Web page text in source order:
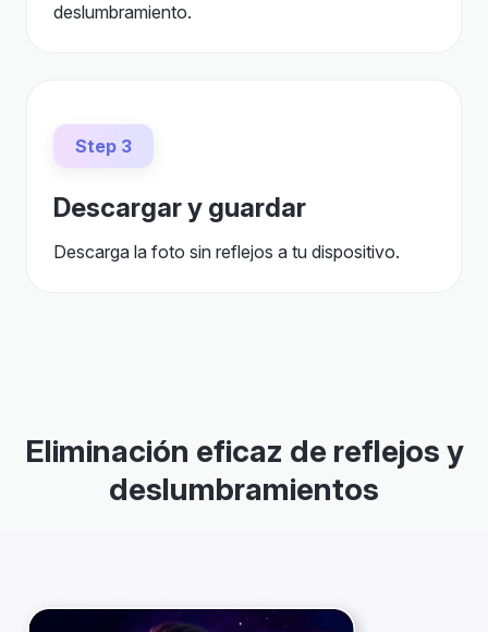
deslumbramiento.
Step 3
Descargar y guardar
Descarga la foto sin reflejos a tu dispositivo.
Eliminación eficaz de reflejos y
deslumbramientos